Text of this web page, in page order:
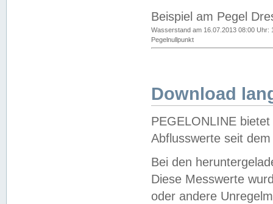
Beispiel am Pegel
Wasserstand am 16.07.2013 08:00 Uhr:
Pegelnullpunkt
Download
PEGELONLINE
Abflusswerte seit
Bei den
Diese Messwerte
oder andere